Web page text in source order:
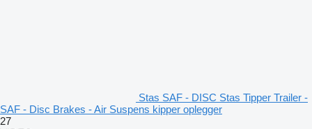
Stas SAF - DISC Stas Tipper Trailer -
SAF - Disc Brakes - Air Suspens kipper oplegger
27